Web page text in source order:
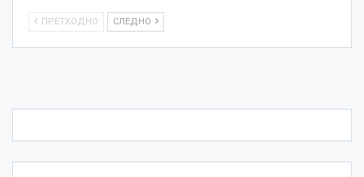
ПРЕТХОДНО СЛЕДНО